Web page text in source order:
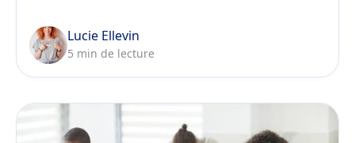
Lucie Ellevin
5 min de lecture